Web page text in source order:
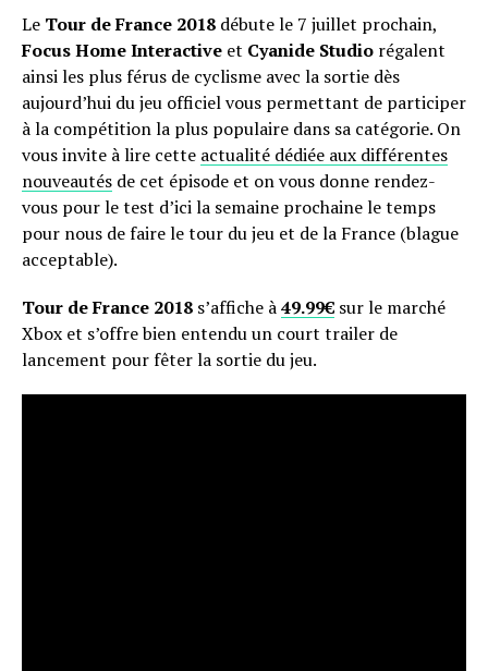
Le Tour de France 2018 débute le 7 juillet prochain,
Focus Home Interactive et Cyanide Studio régalent
ainsi les plus férus de cyclisme avec la sortie dès
aujourd’hui du jeu officiel vous permettant de participer
à la compétition la plus populaire dans sa catégorie. On
vous invite à lire cette actualité dédiée aux différentes
nouveautés de cet épisode et on vous donne rendez-
vous pour le test d’ici la semaine prochaine le temps
pour nous de faire le tour du jeu et de la France (blague
acceptable).
Tour de France 2018 s’affiche à49.99€ sur le marché
Xbox et s’offre bien entendu un court trailer de
lancement pour fêter la sortie du jeu.